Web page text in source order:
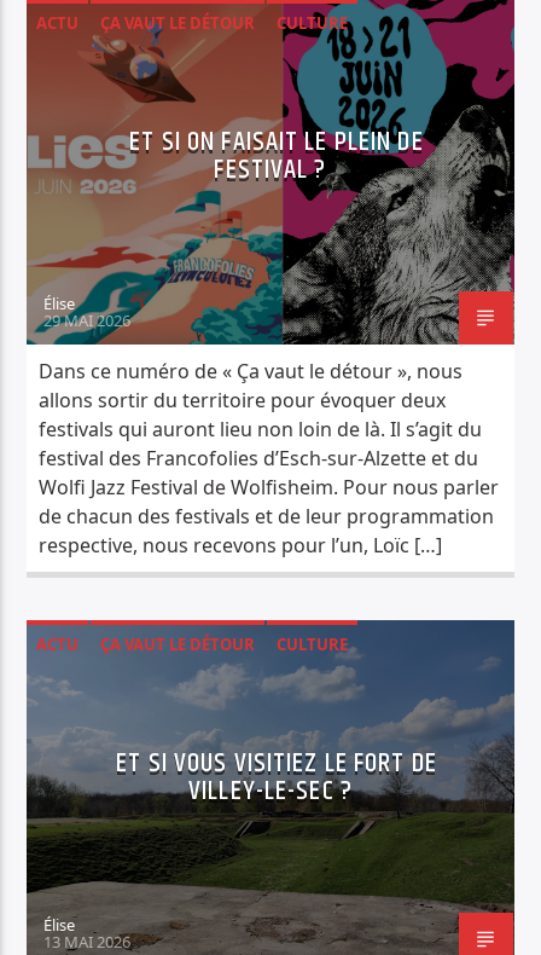
ACTU ÇA VAUT LE DÉTOUR CULTURE
ET SI ON FAISAIT LE PLEIN DE
FESTIVAL ?
Élise
29 MAI 2026
Dans ce numéro de « Ça vaut le détour », nous
allons sortir du territoire pour évoquer deux
festivals qui auront lieu non loin de là. Il s’agit du
festival des Francofolies d’Esch-sur-Alzette et du
Wolfi Jazz Festival de Wolfisheim. Pour nous parler
de chacun des festivals et de leur programmation
respective, nous recevons pour l’un, Loïc […]
ACTU ÇA VAUT LE DÉTOUR CULTURE
ET SI VOUS VISITIEZ LE FORT DE
VILLEY-LE-SEC ?
Élise
13 MAI 2026